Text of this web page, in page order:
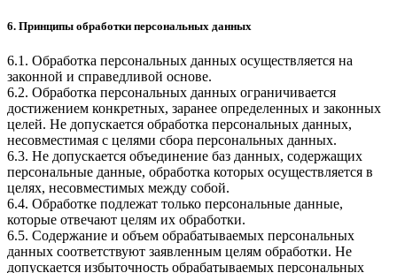
6. Принципы обработки персональных данных
6.1. Обработка персональных данных осуществляется на
законной и справедливой основе.
6.2. Обработка персональных данных ограничивается
достижением конкретных, заранее определенных и законных
целей. Не допускается обработка персональных данных,
несовместимая с целями сбора персональных данных.
6.3. Не допускается объединение баз данных, содержащих
персональные данные, обработка которых осуществляется в
целях, несовместимых между собой.
6.4. Обработке подлежат только персональные данные,
которые отвечают целям их обработки.
6.5. Содержание и объем обрабатываемых персональных
данных соответствуют заявленным целям обработки. Не
допускается избыточность обрабатываемых персональных